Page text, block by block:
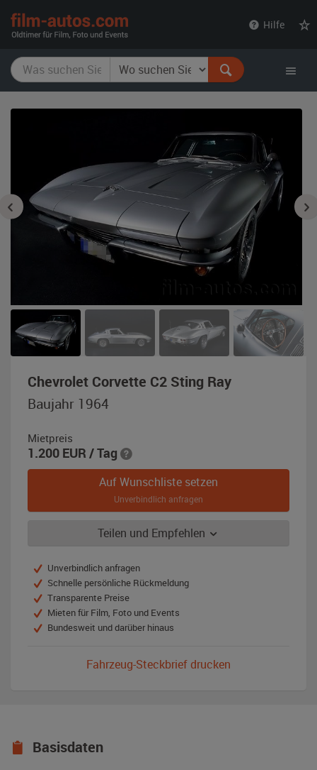
Hilfe
Chevrolet Corvette C2 Sting Ray,
Baujahr 1964
Mietpreis
1.200 EUR / Tag
Auf Wunschliste setzen
Unverbindlich anfragen
Teilen und Empfehlen
Unverbindlich anfragen
Schnelle persönliche Rückmeldung
Transparente Preise
Mieten für Film, Foto und Events
Bundesweit und darüber hinaus
Fahrzeug-Steckbrief drucken
Basisdaten